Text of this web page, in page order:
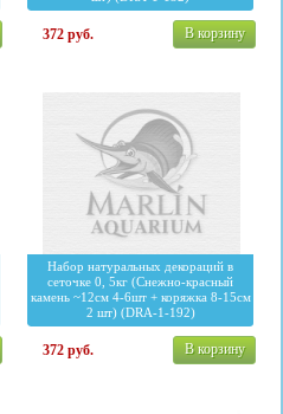
372руб. В корзину
Набор натуральных декораций в
сеточке 0, 5кг (Снежно-красный
камень ~12см 4-6шт + коряжка 8-15см
2 шт) (DRA-1-192)
372руб. В корзину